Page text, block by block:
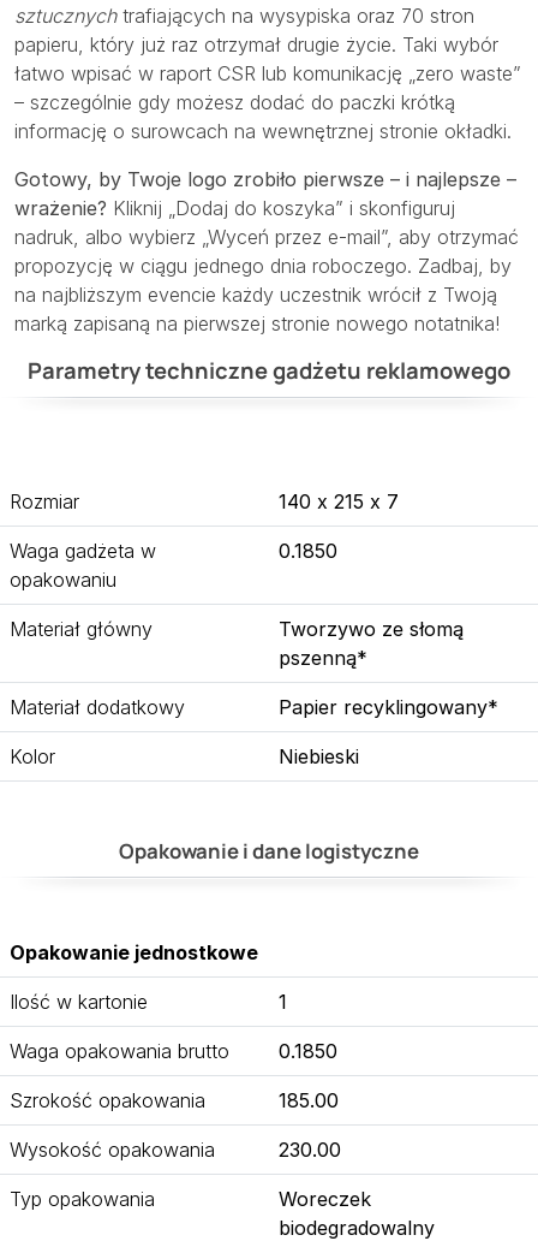
sztucznychtrafiających na wysypiska oraz 70 stron
papieru, który już raz otrzymał drugie życie. Taki wybór
łatwo wpisać w raport CSR lub komunikację „zero waste”
– szczególnie gdy możesz dodać do paczki krótką
informację o surowcach na wewnętrznej stronie okładki.
Gotowy, by Twoje logo zrobiło pierwsze – i najlepsze –
wrażenie? Kliknij „Dodaj do koszyka” i skonfiguruj
nadruk, albo wybierz „Wyceń przez e-mail”, aby otrzymać
propozycję w ciągu jednego dnia roboczego. Zadbaj, by
na najbliższym evencie każdy uczestnik wrócił z Twoją
marką zapisaną na pierwszej stronie nowego notatnika!
Parametry techniczne gadżetu reklamowego
Rozmiar 140 x 215 x 7
Waga gadżeta w
opakowaniu
0.1850
Materiał główny
Tworzywo ze słomą
pszenną*
Materiał dodatkowy Papier recyklingowany*
Kolor Niebieski
Opakowanie i dane logistyczne
Opakowanie jednostkowe
Ilość w kartonie 1
Waga opakowania brutto 0.1850
Szrokość opakowania 185.00
Wysokość opakowania 230.00
Typ opakowania
Woreczek
biodegradowalny